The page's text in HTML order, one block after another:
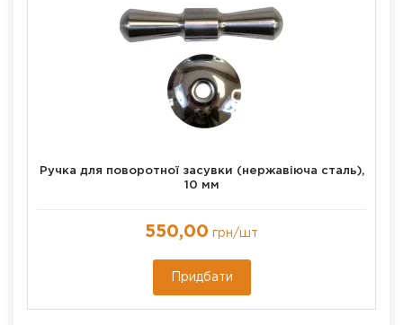
Ручка для поворотної засувки (нержавіюча сталь),
10 мм
550,00 грн/шт
Придбати